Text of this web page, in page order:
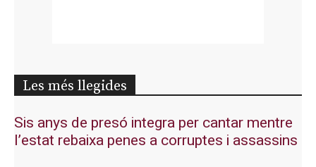
Les més llegides
Sis anys de presó integra per cantar mentre
l’estat rebaixa penes a corruptes i assassins